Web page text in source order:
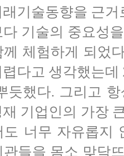
기술동향을 근
기술의 중요성
께 체험하게 되었
다고 생각했는
듯했다. 그리고
재 기업인의 가장
도 너무 자유롭지
관들을 몸소 맞닥